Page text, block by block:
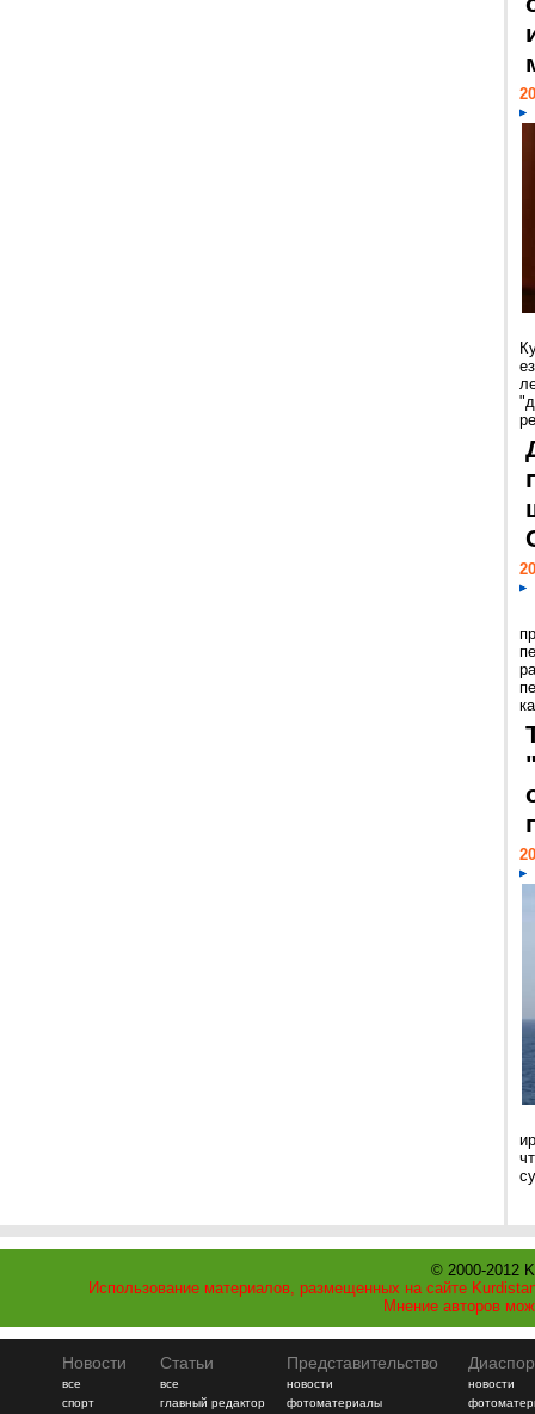
© 2000-2012
Использование материалов, размещенных на сайте
Мнение авторов
Новости
все
спорт
Статьи
все
главный редактор
Представительство
новости
фотоматериалы
новости